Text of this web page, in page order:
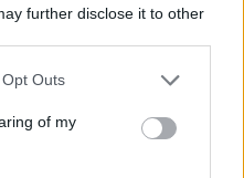
further disclose it to other
uses one or more Google
You may click to
and its third-party tags to
purposes in below Google
Outs
of my
a friss hírekről a